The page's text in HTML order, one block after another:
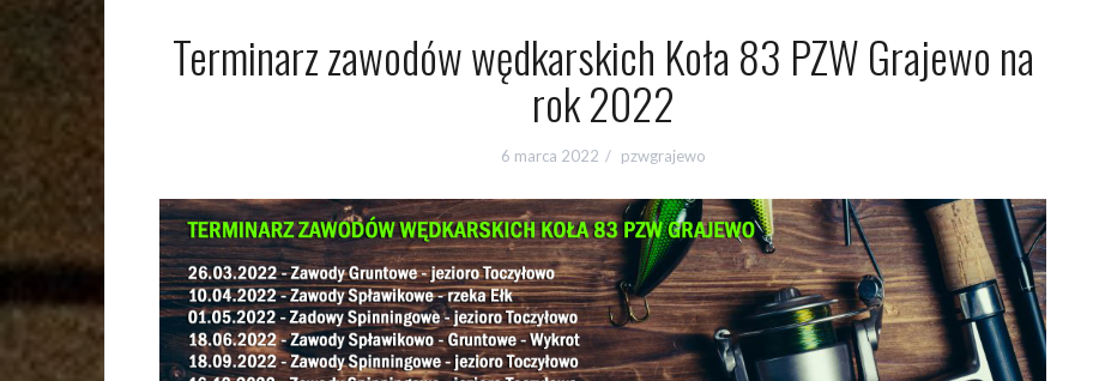
Terminarz zawodów wędkarskich Koła 83 PZW Grajewo na
rok 2022
6 marca 2022 pzwgrajewo